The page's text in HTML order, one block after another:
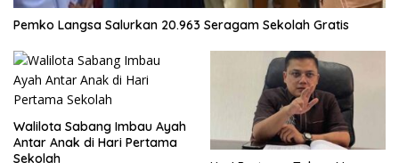
Pemko Langsa Salurkan 20.963 Seragam Sekolah Gratis
Walilota Sabang Imbau Ayah
Antar Anak di Hari Pertama
Sekolah